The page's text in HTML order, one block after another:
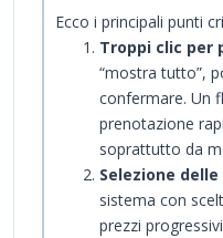
Ecco i principali punti
Troppi clic per
“mostra tutto”,
confermare. Un
prenotazione
soprattutto da
Selezione
sistema con
prezzi